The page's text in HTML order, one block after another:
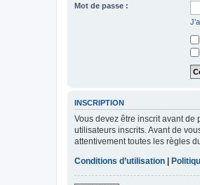
Mot de passe :
INSCRIPTION
Vous devez être inscrit avant de
utilisateurs inscrits. Avant de
attentivement toutes les règles
Conditions d’utilisation